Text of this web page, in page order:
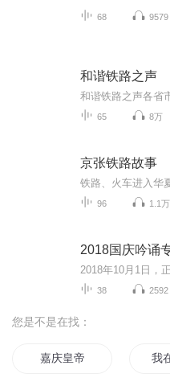
68 9579
和谐铁路之声
和谐铁路之声各省
65 8万
京张铁路故事
96 1.1万
2018国庆吟诵
38 2592
您是不是在找：
嘉庆皇帝 我